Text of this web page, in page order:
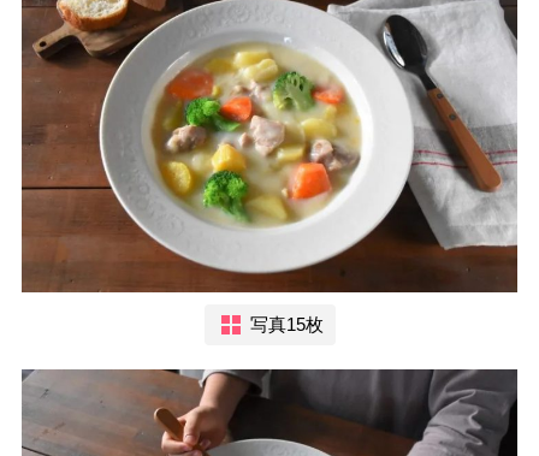
写真15枚